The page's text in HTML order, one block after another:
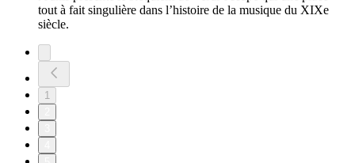
tout à fait singulière dans l’histoire de la musique du XIXe
siècle.
1